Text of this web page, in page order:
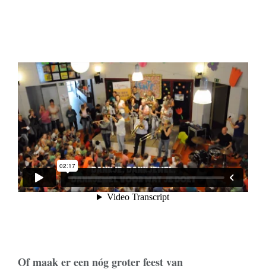
Of maak er een nóg groter feest van